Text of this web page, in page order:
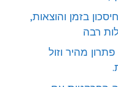
בזמן והוצאות,
רבה
מהיר וזול